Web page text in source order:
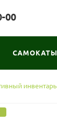
00
САМОКАТЫ
инвентарь